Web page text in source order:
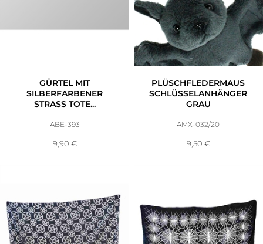
GÜRTEL MIT
SILBERFARBENER
STRASS TOTE...
ABE-393
9,90 €
PLÜSCHFLEDERMAUS
SCHLÜSSELANHÄNGER
GRAU
AMX-032/20
9,50 €